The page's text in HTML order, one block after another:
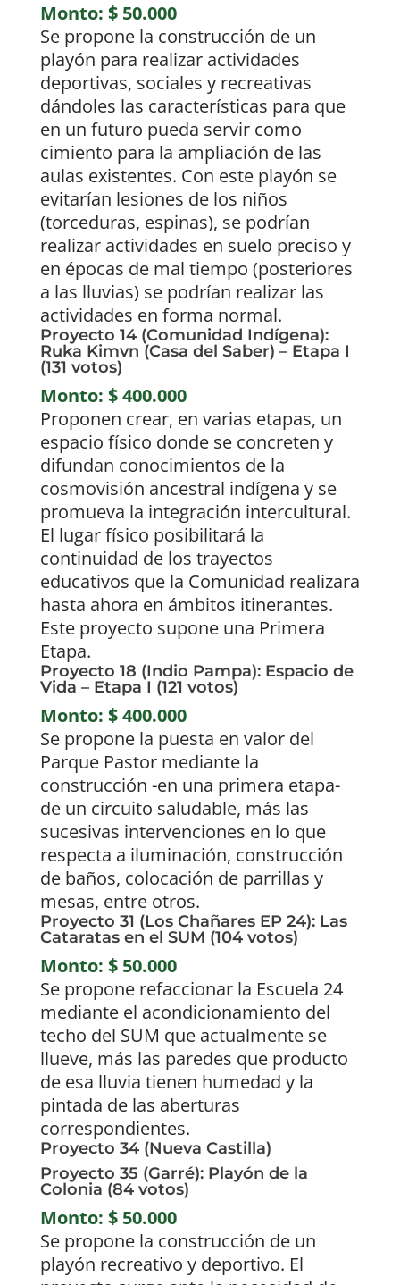
Monto: $ 50.000
Se propone la construcción de un
playón para realizar actividades
deportivas, sociales y recreativas
dándoles las características para que
en un futuro pueda servir como
cimiento para la ampliación de las
aulas existentes. Con este playón se
evitarían lesiones de los niños
(torceduras, espinas), se podrían
realizar actividades en suelo preciso y
en épocas de mal tiempo (posteriores
a las lluvias) se podrían realizar las
actividades en forma normal.
Proyecto 14 (Comunidad Indígena):
Ruka Kimvn (Casa del Saber) – Etapa I
(131 votos)
Monto: $ 400.000
Proponen crear, en varias etapas, un
espacio físico donde se concreten y
difundan conocimientos de la
cosmovisión ancestral indígena y se
promueva la integración intercultural.
El lugar físico posibilitará la
continuidad de los trayectos
educativos que la Comunidad realizara
hasta ahora en ámbitos itinerantes.
Este proyecto supone una Primera
Etapa.
Proyecto 18 (Indio Pampa): Espacio de
Vida – Etapa I (121 votos)
Monto: $ 400.000
Se propone la puesta en valor del
Parque Pastor mediante la
construcción -en una primera etapa-
de un circuito saludable, más las
sucesivas intervenciones en lo que
respecta a iluminación, construcción
de baños, colocación de parrillas y
mesas, entre otros.
Proyecto 31 (Los Chañares EP 24): Las
Cataratas en el SUM (104 votos)
Monto: $ 50.000
Se propone refaccionar la Escuela 24
mediante el acondicionamiento del
techo del SUM que actualmente se
llueve, más las paredes que producto
de esa lluvia tienen humedad y la
pintada de las aberturas
correspondientes.
Proyecto 34 (Nueva Castilla)
Proyecto 35 (Garré): Playón de la
Colonia (84 votos)
Monto: $ 50.000
Se propone la construcción de un
playón recreativo y deportivo. El